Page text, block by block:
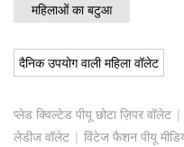
महिलाओं का बटुआ
दैनिक उपयोग वाली महिला वॉलेट
प्लेड क्विल्टेड पीयू छोटा ज़िपर वॉलेट |
लेडीज वॉलेट | विंटेज फैशन पीयू